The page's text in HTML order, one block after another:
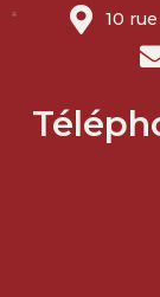
10